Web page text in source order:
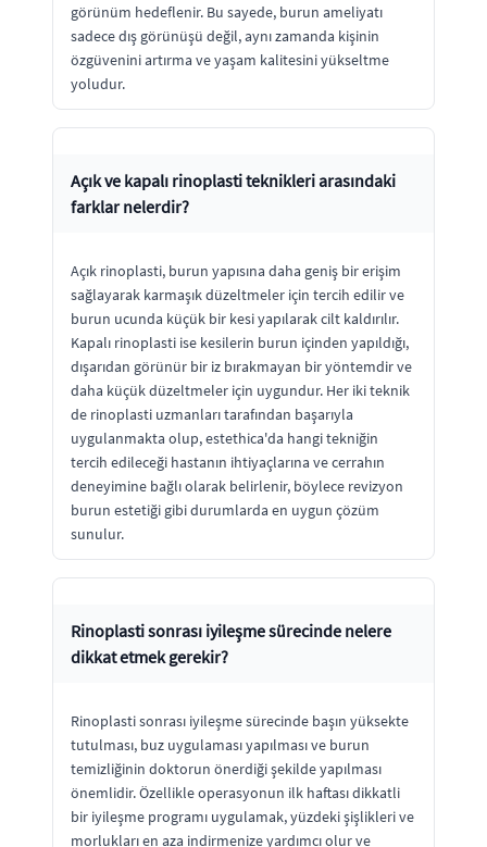
görünüm hedeflenir. Bu sayede, burun ameliyatı
sadece dış görünüşü değil, aynı zamanda kişinin
özgüvenini artırma ve yaşam kalitesini yükseltme
yoludur.
Açık ve kapalı rinoplasti teknikleri arasındaki
farklar nelerdir?
Açık rinoplasti, burun yapısına daha geniş bir erişim
sağlayarak karmaşık düzeltmeler için tercih edilir ve
burun ucunda küçük bir kesi yapılarak cilt kaldırılır.
Kapalı rinoplasti ise kesilerin burun içinden yapıldığı,
dışarıdan görünür bir iz bırakmayan bir yöntemdir ve
daha küçük düzeltmeler için uygundur. Her iki teknik
de rinoplasti uzmanları tarafından başarıyla
uygulanmakta olup, estethica'da hangi tekniğin
tercih edileceği hastanın ihtiyaçlarına ve cerrahın
deneyimine bağlı olarak belirlenir, böylece revizyon
burun estetiği gibi durumlarda en uygun çözüm
sunulur.
Rinoplasti sonrası iyileşme sürecinde nelere
dikkat etmek gerekir?
Rinoplasti sonrası iyileşme sürecinde başın yüksekte
tutulması, buz uygulaması yapılması ve burun
temizliğinin doktorun önerdiği şekilde yapılması
önemlidir. Özellikle operasyonun ilk haftası dikkatli
bir iyileşme programı uygulamak, yüzdeki şişlikleri ve
morlukları en aza indirmenize yardımcı olur ve